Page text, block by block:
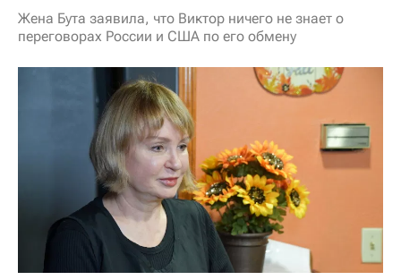
Жена Бута заявила, что Виктор ничего не знает о
переговорах России и США по его обмену